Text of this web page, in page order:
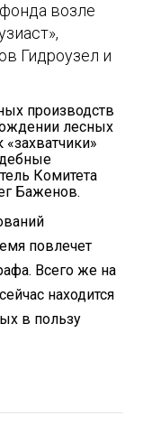
возле
Гидроузел и
производств
лесных
Комитета
Баженов.
повлечет
Всего же на
находится
в пользу